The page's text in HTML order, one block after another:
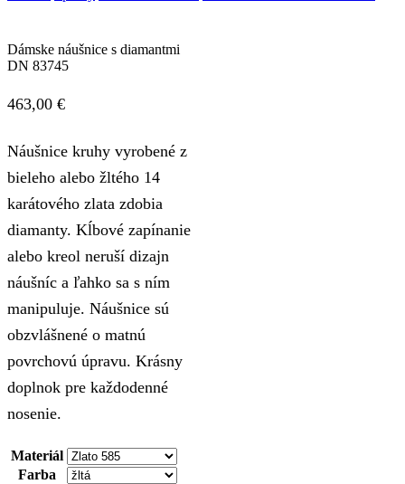
Dámske náušnice s diamantmi
DN 83745
463,00 €
Náušnice kruhy vyrobené z
bieleho alebo žltého 14
karátového zlata zdobia
diamanty. Kĺbové zapínanie
alebo kreol neruší dizajn
náušníc a ľahko sa s ním
manipuluje. Náušnice sú
obzvlášnené o matnú
povrchovú úpravu. Krásny
doplnok pre každodenné
nosenie.
Materiál
Farba